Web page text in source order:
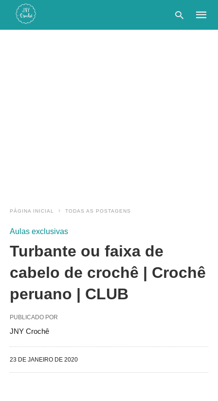
PÁGINA INICIAL TODAS AS POSTAGENS
Aulas exclusivas
Turbante ou faixa de
cabelo de crochê | Crochê
peruano | CLUB
PUBLICADO POR
JNY Crochê
23 DE JANEIRO DE 2020